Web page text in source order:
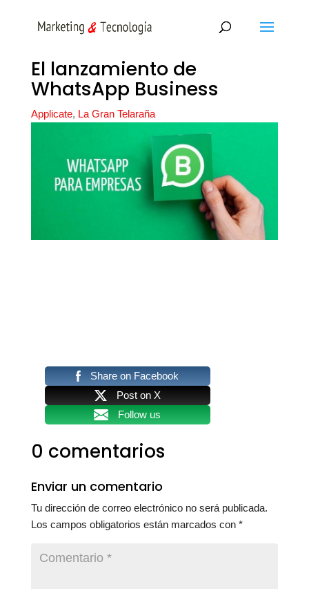
El lanzamiento de
WhatsApp Business
Applicate, La Gran Telaraña
Share on Facebook
Post on X
Follow us
0 comentarios
Enviar un comentario
Tu dirección de correo electrónico no será publicada.
Los campos obligatorios están marcados con *